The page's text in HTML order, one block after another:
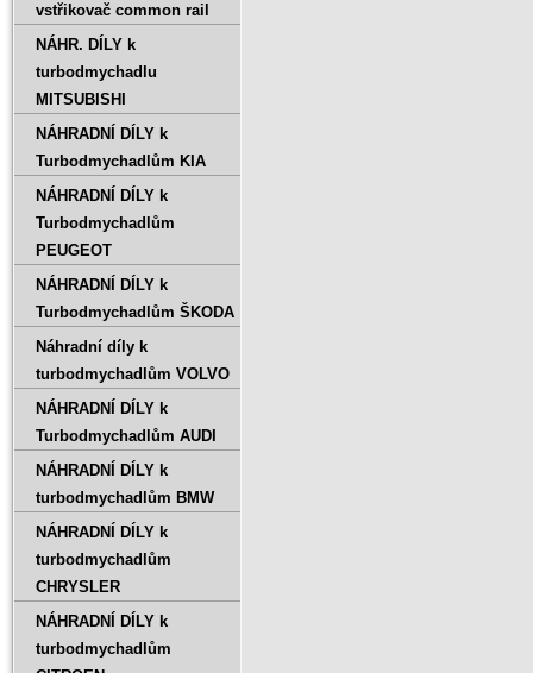
vstřikovač common rail
NÁHR. DÍLY k
turbodmychadlu
MITSUBISHI
NÁHRADNÍ DÍLY k
Turbodmychadlům KIA
NÁHRADNÍ DÍLY k
Turbodmychadlům
PEUGEOT
NÁHRADNÍ DÍLY k
Turbodmychadlům ŠKODA
Náhradní díly k
turbodmychadlům VOLVO
NÁHRADNÍ DÍLY k
Turbodmychadlům AUDI
NÁHRADNÍ DÍLY k
turbodmychadlům BMW
NÁHRADNÍ DÍLY k
turbodmychadlům
CHRYSLER
NÁHRADNÍ DÍLY k
turbodmychadlům